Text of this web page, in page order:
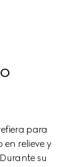
para
relieve y
su